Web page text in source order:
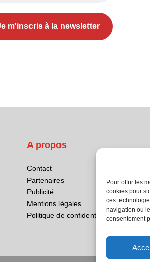
Pour offrir les
cookies pour
ces
navigation ou
consentement
A propos
Contact
Partenaires
Publicité
Mentions légales
Politique de confidentialité